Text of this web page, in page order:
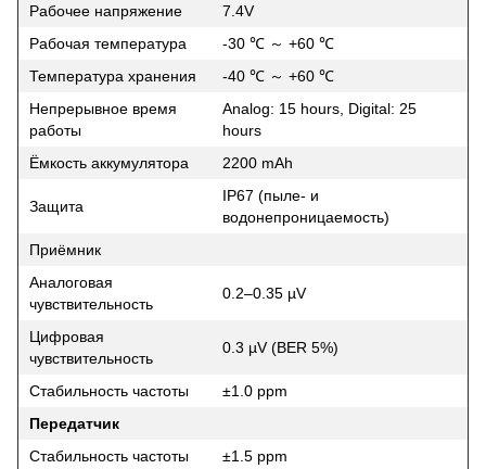
Рабочее напряжение
7.4V
Рабочая температура
-30 ℃ ～ +60 ℃
Температура хранения
-40 ℃ ～ +60 ℃
Непрерывное время
работы
Analog: 15 hours, Digital: 25
hours
Ёмкость аккумулятора
2200 mAh
Защита
IP67 (пыле- и
водонепроницаемость)
Приёмник
Аналоговая
чувствительность
0.2–0.35 µV
Цифровая
чувствительность
0.3 µV (BER 5%)
Стабильность частоты
±1.0 ppm
Передатчик
Стабильность частоты
±1.5 ppm